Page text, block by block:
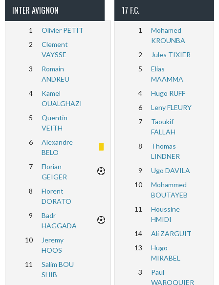
INTER AVIGNON
1
Olivier PETIT
2
Clement
VAYSSE
3
Romain
ANDREU
4
Kamel
OUALGHAZI
5
Quentin
VEITH
6
Alexandre
BELO
7
Florian
GEIGER
8
Florent
DORATO
9
Badr
HAGGADA
10
Jeremy
HOOS
11
Salim BOU
SHIB
17 F.C.
1
Mohamed
KROUNBA
2
Jules TIXIER
5
Elias
MAAMMA
4
Hugo RUFF
6
Leny FLEURY
7
Taoukif
FALLAH
8
Thomas
LINDNER
9
Ugo DAVILA
10
Mohammed
BOUTAYEB
11
Houssine
HMIDI
14
Ali ZARGUIT
13
Hugo
MIRABEL
3
Paul
WAROQUIER